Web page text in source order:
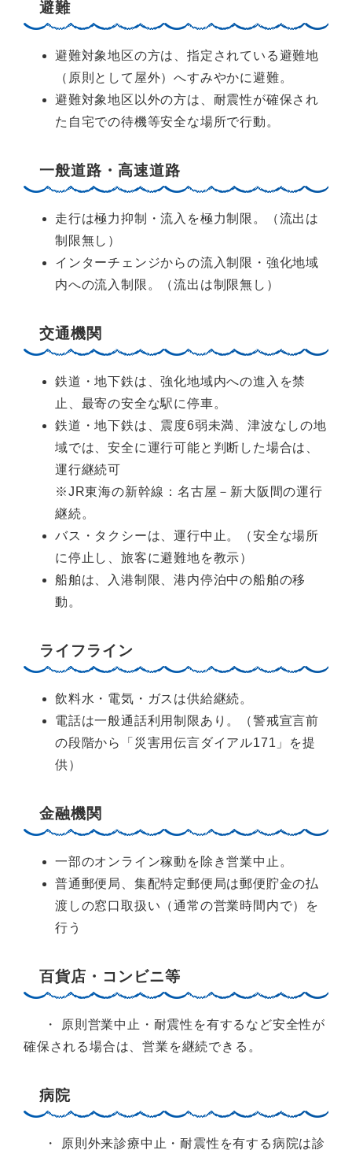
避難
避難対象地区の方は、指定されている避難地
（原則として屋外）へすみやかに避難。
避難対象地区以外の方は、耐震性が確保され
た自宅での待機等安全な場所で行動。
一般道路・高速道路
走行は極力抑制・流入を極力制限。（流出は
制限無し）
インターチェンジからの流入制限・強化地域
内への流入制限。（流出は制限無し）
交通機関
鉄道・地下鉄は、強化地域内への進入を禁
止、最寄の安全な駅に停車。
鉄道・地下鉄は、震度6弱未満、津波なしの地
域では、安全に運行可能と判断した場合は、
運行継続可
※JR東海の新幹線：名古屋－新大阪間の運行
継続。
バス・タクシーは、運行中止。（安全な場所
に停止し、旅客に避難地を教示）
船舶は、入港制限、港内停泊中の船舶の移
動。
ライフライン
飲料水・電気・ガスは供給継続。
電話は一般通話利用制限あり。（警戒宣言前
の段階から「災害用伝言ダイアル171」を提
供）
金融機関
一部のオンライン稼動を除き営業中止。
普通郵便局、集配特定郵便局は郵便貯金の払
渡しの窓口取扱い（通常の営業時間内で）を
行う
百貨店・コンビニ等
・ 原則営業中止・耐震性を有するなど安全性が
確保される場合は、営業を継続できる。
病院
・ 原則外来診療中止・耐震性を有する病院は診